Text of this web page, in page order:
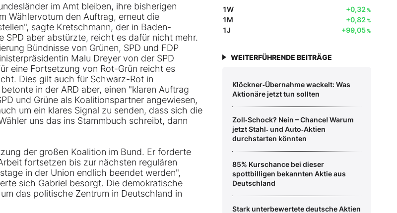
im Amt bleiben, ihre bisherigen
Wählervotum den Auftrag, erneut die
sagte Kretschmann, der in Baden-
aber abstürzte, reicht es dafür nicht mehr.
Bündnisse von Grünen, SPD und FDP
Malu Dreyer von der SPD
eine Fortsetzung von Rot-Grün reicht es
Dies gilt auch für Schwarz-Rot in
in der ARD aber, einen "klaren Auftrag
und Grüne als Koalitionspartner angewiesen,
um ein klares Signal zu senden, dass sich die
uns das ins Stammbuch schreibt, dann
der großen Koalition im Bund. Er forderte
fortsetzen bis zur nächsten regulären
in der Union endlich beendet werden",
sich Gabriel besorgt. Die demokratische
das politische Zentrum in Deutschland in
1W +0,32%
1M +0,82%
1J +99,05%
WEITERFÜHRENDE BEITRÄGE
Klöckner‑Übernahme wackelt: Was
Aktionäre jetzt tun sollten
Zoll‑Schock? Nein – Chance! Warum
jetzt Stahl‑ und Auto‑Aktien
durchstarten könnten
85% Kurschance bei dieser
spottbilligen bekannten Aktie aus
Deutschland
Stark unterbewertete deutsche Aktien